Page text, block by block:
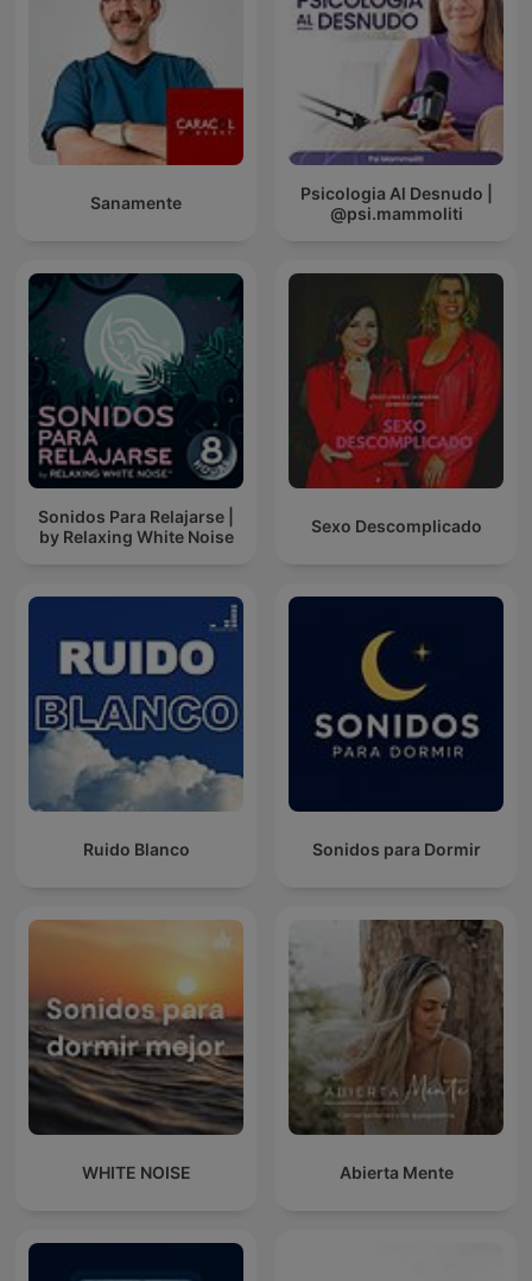
Sanamente
Psicologia Al Desnudo |
@psi.mammoliti
Sonidos Para Relajarse |
by Relaxing White Noise
Sexo Descomplicado
Ruido Blanco Sonidos para Dormir
WHITE NOISE Abierta Mente